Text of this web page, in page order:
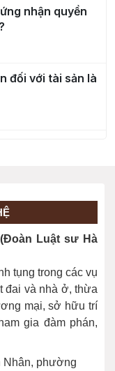
nhận quyền
đối với tài sản là
diện tích đất
đầu cho “đất
Luật sư Hà
tụng trong các vụ
đai và nhà ở, thừa
mại, sở hữu trí
gia đàm phán,
Nhân, phường